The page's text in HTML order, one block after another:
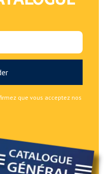
que vous acceptez nos